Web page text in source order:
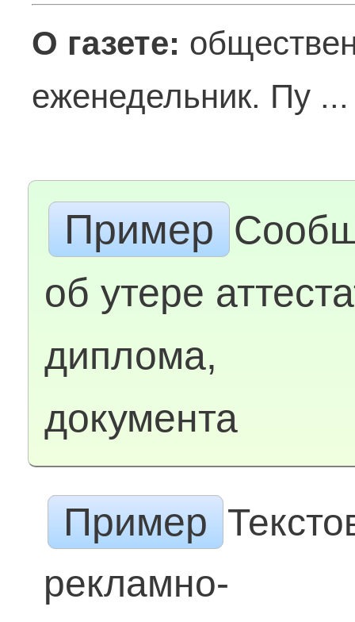
О газете:
еженедельник. Пу
Пример
об утере
диплома,
документа
Пример
рекламно-